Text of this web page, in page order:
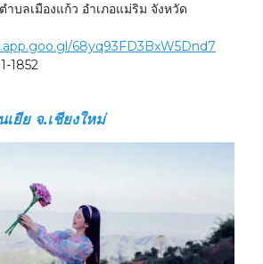
ำบลเมืองแก้ว อำเภอแม่ริม จังหวัด
68yq93FD3BxW5Dnd7
1852
เยีย จ.เชียงใหม่